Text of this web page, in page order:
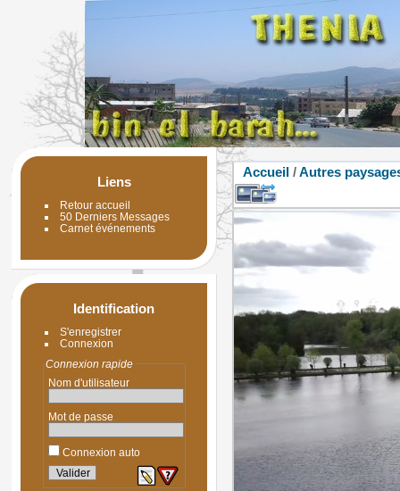
Liens
Retour accueil
50 Derniers Messages
Carnet événements
Identification
S'enregistrer
Connexion
Connexion rapide
Nom d'utilisateur
Mot de passe
Connexion auto
Accueil /Autres